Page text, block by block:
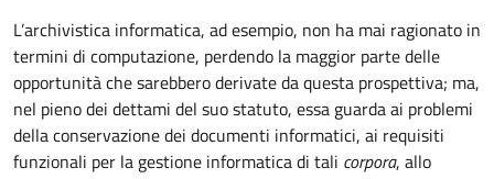
L’archivistica informatica, ad esempio, non ha mai ragionato in
termini di computazione, perdendo la maggior parte delle
opportunità che sarebbero derivate da questa prospettiva; ma,
nel pieno dei dettami del suo statuto, essa guarda ai problemi
della conservazione dei documenti informatici, ai requisiti
funzionali per la gestione informatica di tali corpora, allo